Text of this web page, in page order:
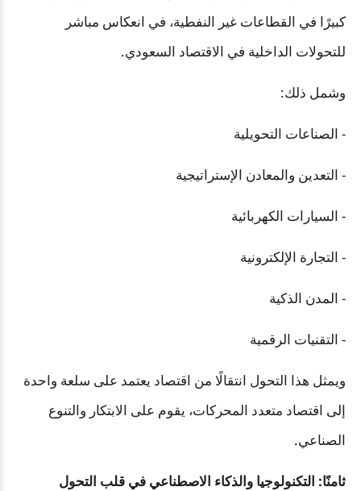
كبيرًا في القطاعات غير النفطية، في انعكاس مباشر
للتحولات الداخلية في الاقتصاد السعودي.
وشمل ذلك:
- الصناعات التحويلية
- التعدين والمعادن الإستراتيجية
- السيارات الكهربائية
- التجارة الإلكترونية
- المدن الذكية
- التقنيات الرقمية
ويمثل هذا التحول انتقالًا من اقتصاد يعتمد على سلعة واحدة
إلى اقتصاد متعدد المحركات، يقوم على الابتكار والتنوع
الصناعي.
ثامنًا: التكنولوجيا والذكاء الاصطناعي في قلب التحول